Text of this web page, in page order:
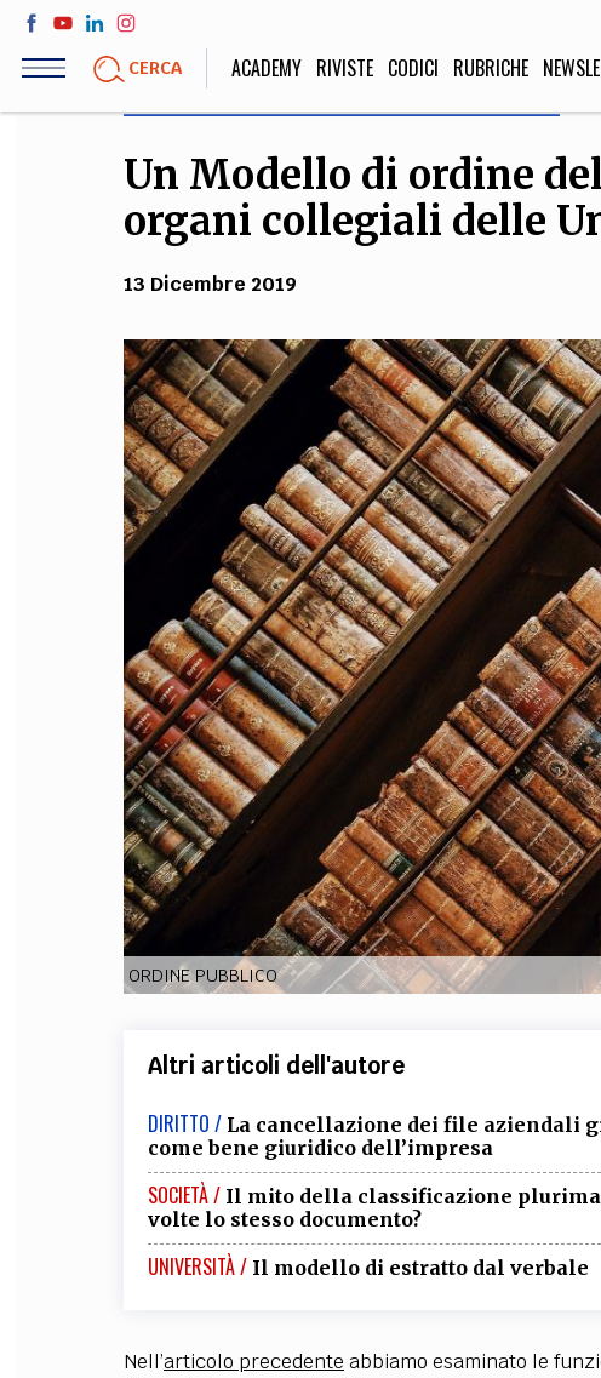
Salta
contenuto
CERCA ACADEMY RIVISTE CODICI RUBRICHE
LIFE STYLE
Sport, Cucina, Viaggi,
SOCIETÀ
Politica, Attualità,
STORIA E
Scienze storiche,
umanistiche, Religione
FILODIRITTO REDAZIONE
Un Modello di ordine
organi collegiali delle
13 Dicembre 2019
ORDINE PUBBLICO
Altri articoli dell'autore
DIRITTO / La cancellazione dei file aziendali
come bene giuridico dell’impresa
SOCIETÀ / Il mito della classificazione
volte lo stesso documento?
UNIVERSITÀ / Il modello di estratto dal verbale
Nell’articolo precedente abbiamo esaminato le